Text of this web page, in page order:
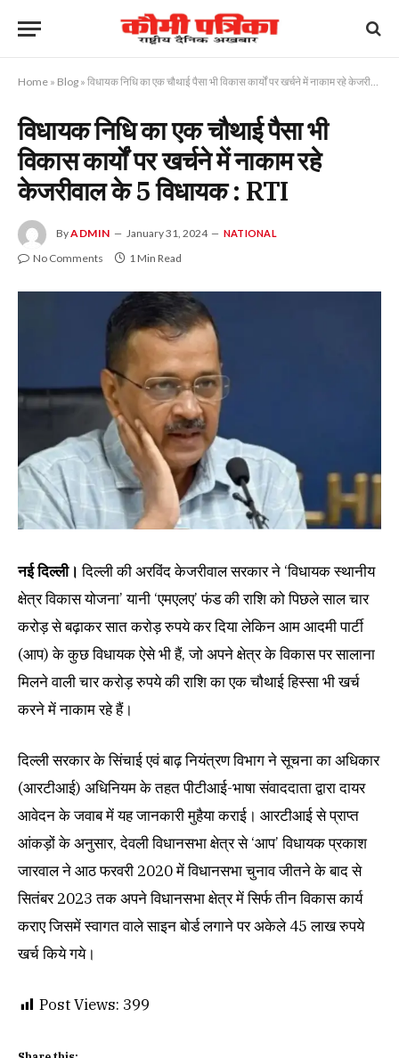
Home » Blog » विधायक निधि का एक चौथाई पैसा भी विकास कार्यों पर खर्चने में नाकाम रहे केजरीवाल के 5 विधायक : RTI
विधायक निधि का एक चौथाई पैसा भी
विकास कार्यों पर खर्चने में नाकाम रहे
केजरीवाल के 5 विधायक : RTI
ByADMIN January 31, 2024 NATIONAL
No Comments 1 Min Read
नई दिल्ली। दिल्ली की अरविंद केजरीवाल सरकार ने ‘विधायक स्थानीय
क्षेत्र विकास योजना’ यानी ‘एमएलए’ फंड की राशि को पिछले साल चार
करोड़ से बढ़ाकर सात करोड़ रुपये कर दिया लेकिन आम आदमी पार्टी
(आप) के कुछ विधायक ऐसे भी हैं, जो अपने क्षेत्र के विकास पर सालाना
मिलने वाली चार करोड़ रुपये की राशि का एक चौथाई हिस्सा भी खर्च
करने में नाकाम रहे हैं।
दिल्ली सरकार के सिंचाई एवं बाढ़ नियंत्रण विभाग ने सूचना का अधिकार
(आरटीआई) अधिनियम के तहत पीटीआई-भाषा संवाददाता द्वारा दायर
आवेदन के जवाब में यह जानकारी मुहैया कराई। आरटीआई से प्राप्त
आंकड़ों के अनुसार, देवली विधानसभा क्षेत्र से ‘आप’ विधायक प्रकाश
जारवाल ने आठ फरवरी 2020 में विधानसभा चुनाव जीतने के बाद से
सितंबर 2023 तक अपने विधानसभा क्षेत्र में सिर्फ तीन विकास कार्य
कराए जिसमें स्वागत वाले साइन बोर्ड लगाने पर अकेले 45 लाख रुपये
खर्च किये गये।
Post Views: 399